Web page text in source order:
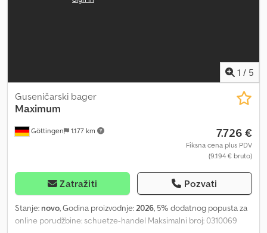
Uslovi isporuke: EXW Zemlja proizvodnje: FR Za dodatne
1 / 5
Göttingen 1.177 km
Guseničarski bager
Maximum
7.726 €
Fiksna cena plus PDV
(9.194 € bruto)
Zatražiti Pozvati
Stanje: novo, Godina proizvodnje:2026, 5% dodatnog popusta za
online porudžbine: schuetze-handel Maksimalni broj: 0310069